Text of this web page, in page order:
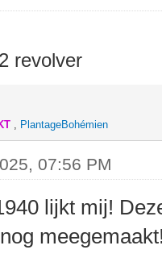
revolver
, PlantageBohémien
07:56 PM
lijkt mij!